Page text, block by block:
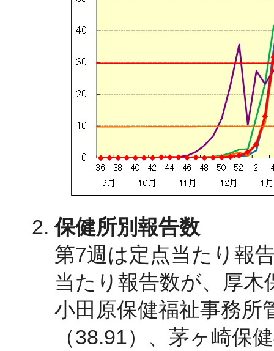
保健所別報告数
第7週は定点当たり報
当たり報告数が、厚木
小田原保健福祉事務所
（38.91）、茅ヶ崎保